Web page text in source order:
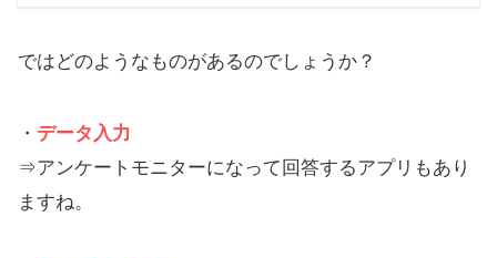
ではどのようなものがあるのでしょうか？
・ データ入力
⇒アンケートモニターになって回答するアプリもあり
ますね。